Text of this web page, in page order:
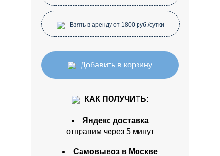
Взять в аренду от 1800 руб./сутки
Добавить в корзину
КАК ПОЛУЧИТЬ:
Яндекс доставка
отправим через 5 минут
Самовывоз в Москве